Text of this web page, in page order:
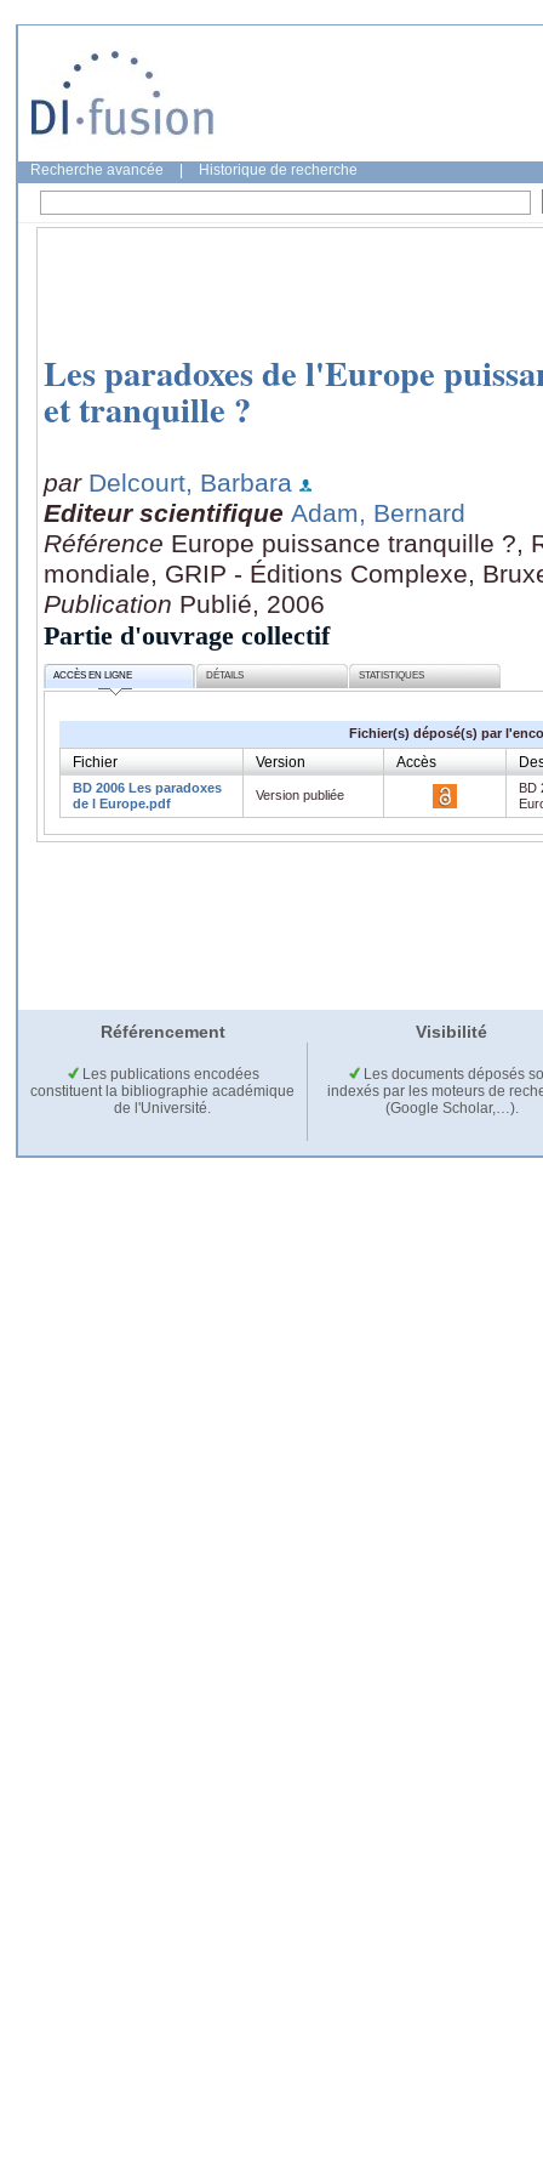
Recherche avancée Historique de recherche
Les paradoxes de l'Europe
et tranquille ?
par Delcourt, Barbara
Editeur scientifique Adam, Bernard
Référence Europe puissance tranquille ?,
mondiale, GRIP - Éditions Complexe,
Publication Publié, 2006
Partie d'ouvrage collectif
ACCÈS EN LIGNE DÉTAILS STATISTIQUES
Fichier(s) déposé(s) par
Fichier Version Accès
BD 2006 Les paradoxes
de l Europe.pdf
Version publiée
BD
Référencement Visibilité
Les publications encodées
constituent la bibliographie académique
de l'Université.
Les documents déposés
indexés par les moteurs de
(Google Scholar,…).